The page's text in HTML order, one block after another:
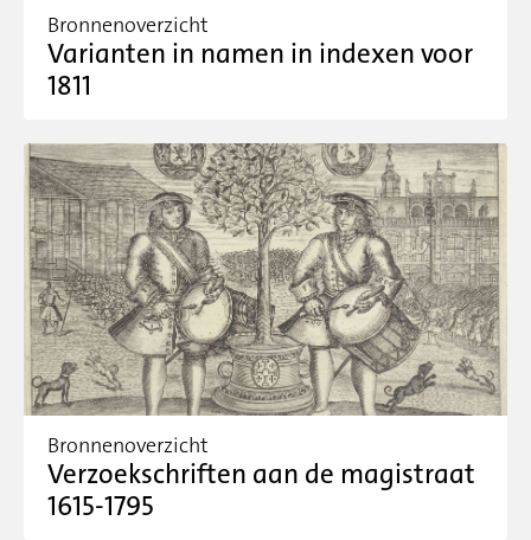
Bronnenoverzicht
Varianten in namen in indexen voor
1811
Bronnenoverzicht
Verzoekschriften aan de magistraat
1615-1795